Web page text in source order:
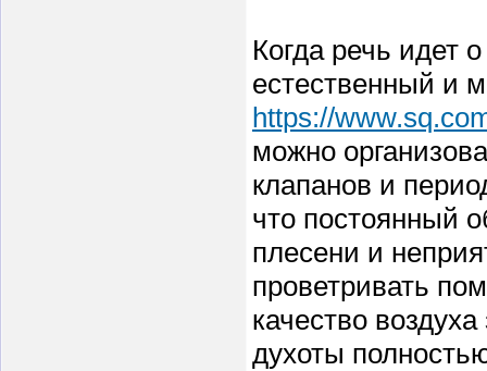
Когда речь идет
естественный и
https://
можно
клапанов и
что постоянный
плесени и
проветривать
качество
духоты